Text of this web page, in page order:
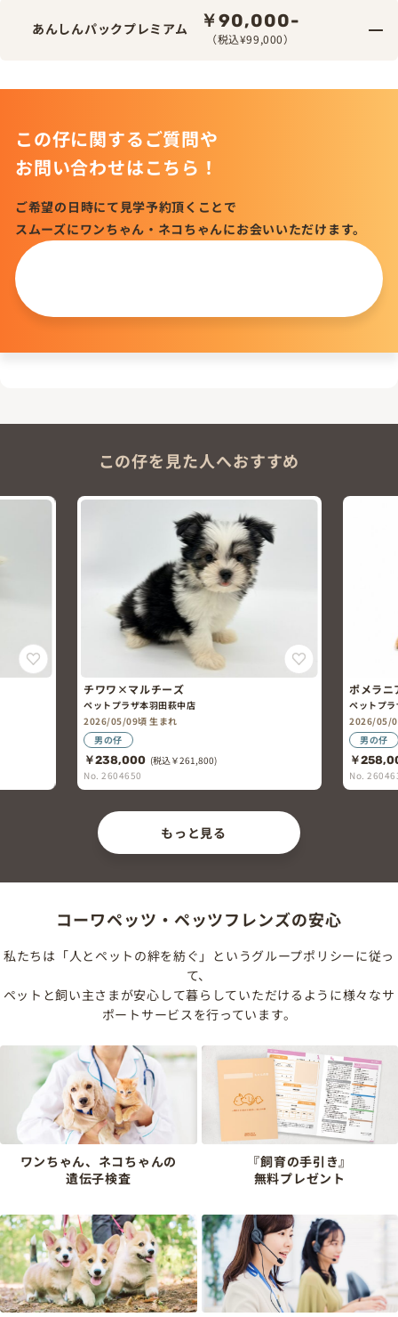
あんしんパックプレミアム ￥90,000-
（税込¥99,000）
この仔に関するご質問や
お問い合わせはこちら！
ご希望の日時にて見学予約頂くことで
スムーズにワンちゃん・ネコちゃんにお会いいただけます。
この仔を見た人へおすすめ
チワワ×マルチーズ
ペットプラザ本羽田萩中店
2026/05/09頃 生まれ
(税込￥261,800)
ポメラニアン×チワワ
ペットプラザ本羽田萩中店
2026/05/09頃 生まれ
(税込￥
もっと見る
コーワペッツ・ペッツフレンズの安心
私たちは「人とペットの絆を紡ぐ」というグループポリシーに従っ
て、
ペットと飼い主さまが安心して暮らしていただけるように様々なサ
ポートサービスを行っています。
ワンちゃん、ネコちゃんの
遺伝子検査
『飼育の手引き』
無料プレゼント